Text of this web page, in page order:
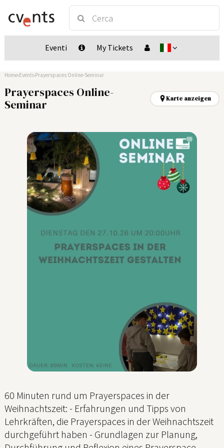
Eventi My Tickets
Home Eventi Prayerspaces Online-Seminar
Prayerspaces Online-
Seminar
Karte anzeigen
60 Minuten rund um Prayerspaces in der
Weihnachtszeit: - Erfahrungen und Tipps von
Lehrkräften, die Prayerspaces in der Weihnachtszeit
durchgeführt haben - Grundlagen zur Planung,